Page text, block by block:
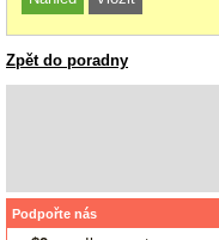
Zpět do poradny
Podpořte nás